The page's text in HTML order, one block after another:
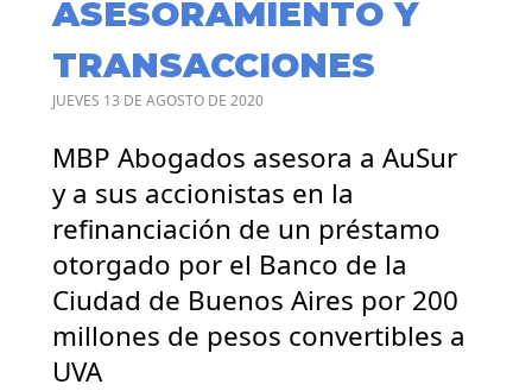
ASESORAMIENTO Y
TRANSACCIONES
JUEVES 13 DE AGOSTO DE 2020
MBP Abogados asesora a AuSur
y a sus accionistas en la
refinanciación de un préstamo
otorgado por el Banco de la
Ciudad de Buenos Aires por 200
millones de pesos convertibles a
UVA